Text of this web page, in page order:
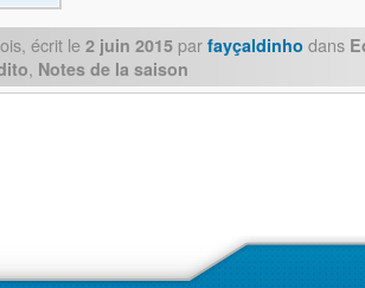
écrit le 2 juin 2015 par fayçaldinho dans
, Notes de la saison